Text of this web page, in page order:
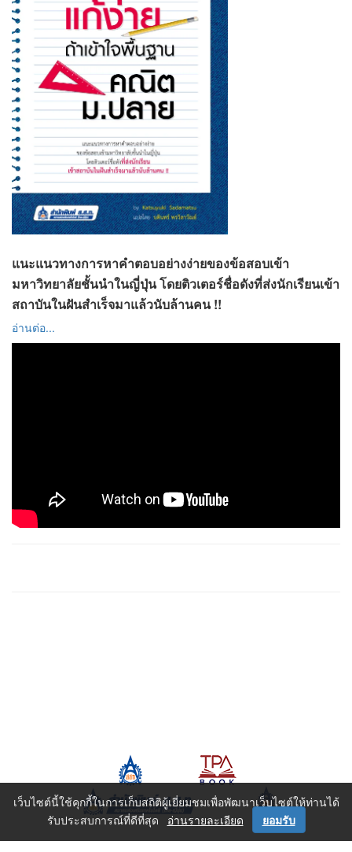
แนะแนวทางการหาคำตอบอย่างง่ายของข้อสอบเข้า
มหาวิทยาลัยชั้นนำในญี่ปุ่น โดยติวเตอร์ชื่อดังที่ส่งนักเรียนเข้า
สถาบันในฝันสำเร็จมาแล้วนับล้านคน !!
อ่านต่อ...
เว็บไซต์นี้ใช้คุกกี้ในการเก็บสถิติผู้เยี่ยมชมเพื่อพัฒนาเว็บไซต์ให้ท่านได้
รับประสบการณ์ที่ดีที่สุด
อ่านรายละเอียด ยอมรับ